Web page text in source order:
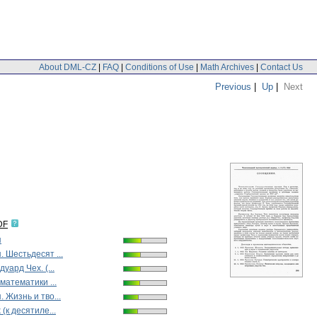
About DML-CZ | FAQ | Conditions of Use | Math Archives | Contact Us
Previous | Up | Next
Шестьдесят ...
Чех. (...
...
Жизнь и тво...
десятиле...